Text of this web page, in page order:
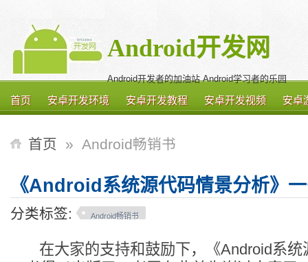
Android开发网
Android开发者的加油站 Android学习者的乐园
首页 安卓开发环境 安卓开发教程 安卓开发视频 安卓
首页 » Android畅销书
《Android系统源代码情景分析》
分类标签: Android畅销书
在大家的支持和鼓励下，《Android系统